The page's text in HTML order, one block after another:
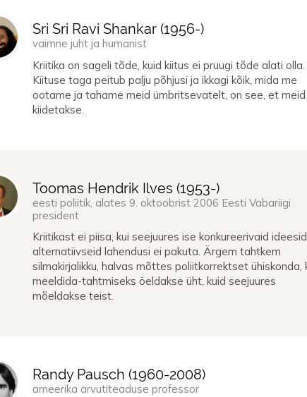
Sri Sri Ravi Shankar (1956-)
vaimne juht ja humanist
Kriitika on sageli tõde, kuid kiitus ei pruugi tõde alati olla.
Kiituse taga peitub palju põhjusi ja ikkagi kõik, mida me
ootame ja tahame meid ümbritsevatelt, on see, et meid
kiidetakse.
Toomas Hendrik Ilves (1953-)
eesti poliitik, alates 9. oktoobrist 2006 Eesti Vabariigi
president
Kriitikast ei piisa, kui seejuures ise konkureerivaid
alternatiivseid lahendusi ei pakuta. Ärgem tahtkem
silmakirjalikku, halvas mõttes poliitkorrektset ühiskonda,
meeldida-tahtmiseks öeldakse üht, kuid seejuures
mõeldakse teist.
Randy Pausch (1960-2008)
ameerika arvutiteaduse professor